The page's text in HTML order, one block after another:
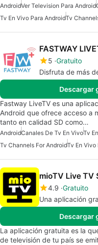
AndroidVer Television Para Android
Tv En Vivo Para AndroidTv
FASTWAY
5 Gratuito
Disfruta de más
Descargar
Fastway LiveTV es una
Android que ofrece acceso a
tanto en calidad SD como…
AndroidCanales De Tv En VivoTv
Tv Channels For AndroidTv En Vivo
mioTV Live TV
4.9 Gratuito
Una aplicación
Descargar
La aplicación gratuita es la
de televisión de tu país se